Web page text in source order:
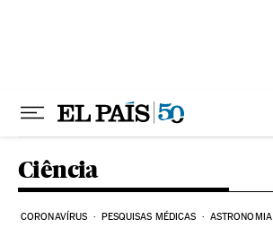
Ciência
CORONAVÍRUS PESQUISAS MÉDICAS ASTRONOMIA